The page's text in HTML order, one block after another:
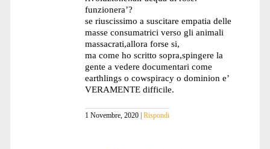
funzionera’?
se riuscissimo a suscitare empatia delle
masse consumatrici verso gli animali
massacrati,allora forse si,
ma come ho scritto sopra,spingere la
gente a vedere documentari come
earthlings o cowspiracy o dominion e’
VERAMENTE difficile.
1 Novembre, 2020 Rispondi